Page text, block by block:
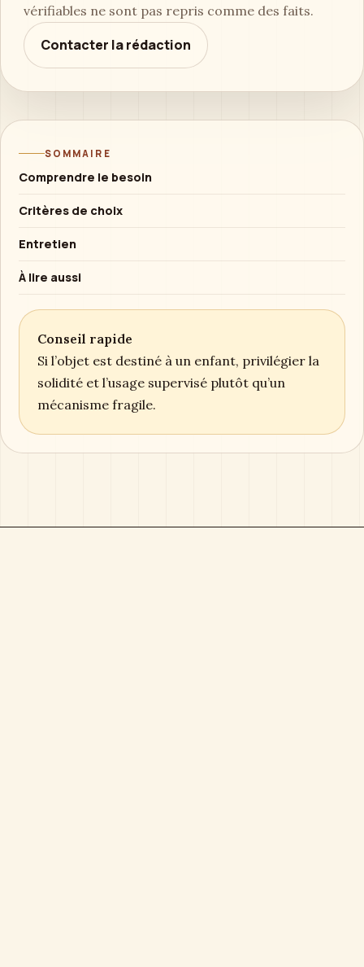
vérifiables ne sont pas repris comme des faits.
Contacter la rédaction
SOMMAIRE
Comprendre le besoin
Critères de choix
Entretien
À lire aussi
Conseil rapide
Si l’objet est destiné à un enfant, privilégier la
solidité et l’usage supervisé plutôt qu’un
mécanisme fragile.